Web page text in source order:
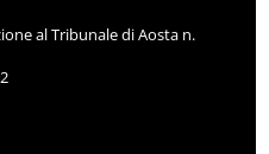
al Tribunale di Aosta n.